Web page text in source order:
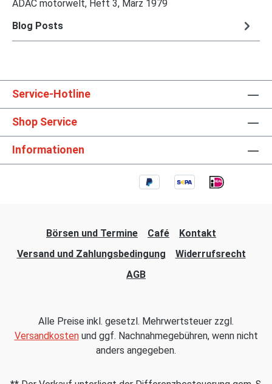
ADAC motorwelt, Heft 3, März 1979
Blog Posts
Service-Hotline
Shop Service
Informationen
Börsen und Termine Café
Kontakt
Versand und Zahlungsbedingung
Widerrufsrecht
AGB
Alle Preise inkl. gesetzl. Mehrwertsteuer zzgl.
Versandkostenund ggf. Nachnahmegebühren, wenn nicht
anders angegeben.